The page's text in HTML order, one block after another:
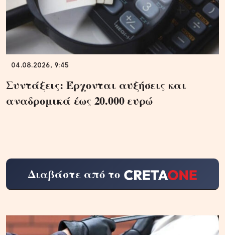
04.08.2026, 9:45
Συντάξεις: Έρχονται αυξήσεις και
αναδρομικά έως 20.000 ευρώ
Διαβάστε από το